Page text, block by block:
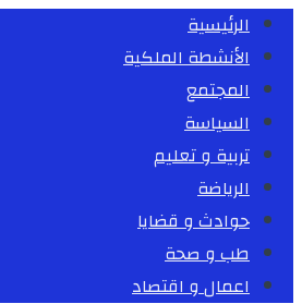
الرئيسية
الأنشطة الملكية
المجتمع
السياسة
تربية و تعليم
الرياضة
حوادث و قضايا
طب و صحة
اعمال و اقتصاد